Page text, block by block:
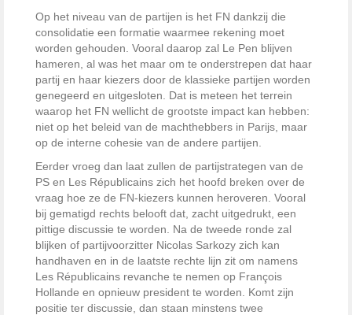
Op het niveau van de partijen is het FN dankzij die
consolidatie een formatie waarmee rekening moet
worden gehouden. Vooral daarop zal Le Pen blijven
hameren, al was het maar om te onderstrepen dat haar
partij en haar kiezers door de klassieke partijen worden
genegeerd en uitgesloten. Dat is meteen het terrein
waarop het FN wellicht de grootste impact kan hebben:
niet op het beleid van de machthebbers in Parijs, maar
op de interne cohesie van de andere partijen.
Eerder vroeg dan laat zullen de partijstrategen van de
PS en Les Républicains zich het hoofd breken over de
vraag hoe ze de FN-kiezers kunnen heroveren. Vooral
bij gematigd rechts belooft dat, zacht uitgedrukt, een
pittige discussie te worden. Na de tweede ronde zal
blijken of partijvoorzitter Nicolas Sarkozy zich kan
handhaven en in de laatste rechte lijn zit om namens
Les Républicains revanche te nemen op François
Hollande en opnieuw president te worden. Komt zijn
positie ter discussie, dan staan minstens twee